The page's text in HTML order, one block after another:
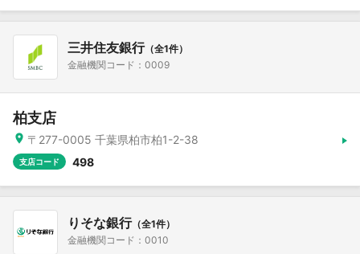
三井住友銀行（全1件）
金融機関コード：0009
柏支店
〒277-0005 千葉県柏市柏1-2-38
支店コード 498
りそな銀行（全1件）
金融機関コード：0010